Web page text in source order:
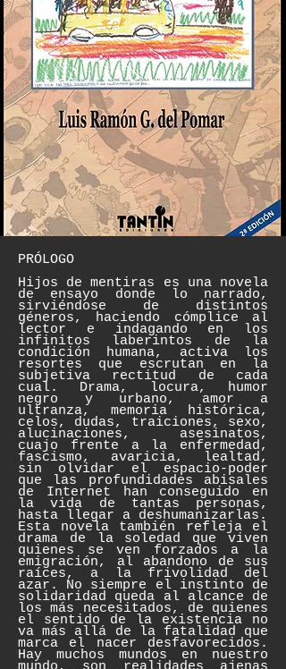
PRÓLOGO
Hijos de mentiras es una novela
de ensayo donde lo narrado,
sirviéndose de distintos
géneros, haciendo cómplice al
lector e indagando en los
infinitos laberintos de la
condición humana, activa los
resortes que escrutan en la
subjetiva rectitud de cada
cual. Drama, locura, humor
negro y urbano, amor a
ultranza, memoria histórica,
celos, dudas, traiciones, sexo,
alucinaciones, asesinatos,
cuajo frente a la enfermedad,
fascismo, avaricia, lealtad,
sin olvidar el espacio-poder
que las profundidades abisales
de Internet han conseguido en
la vida de tantas personas,
hasta llegar a deshumanizarlas.
Esta novela también refleja el
drama de la soledad que viven
quienes se ven forzados a la
emigración, al abandono de sus
raíces, a la frivolidad del
azar. No siempre el instinto de
solidaridad queda al alcance de
los más necesitados, de quienes
el sentido de la existencia no
va más allá de la fatalidad que
marca el nacer desfavorecidos.
Hay muchos mundos en nuestro